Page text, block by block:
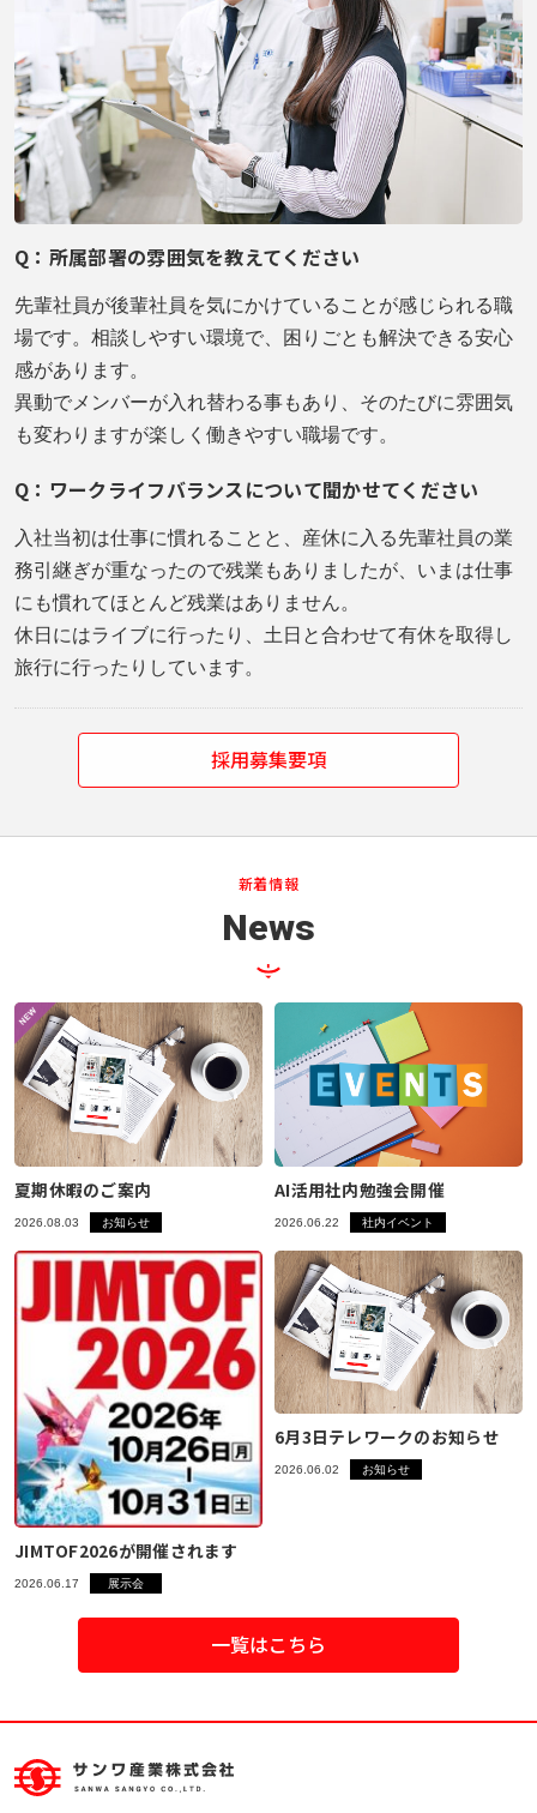
Q：所属部署の雰囲気を教えてください
先輩社員が後輩社員を気にかけていることが感じられる職
場です。相談しやすい環境で、困りごとも解決できる安心
感があります。
異動でメンバーが入れ替わる事もあり、そのたびに雰囲気
も変わりますが楽しく働きやすい職場です。
Q：ワークライフバランスについて聞かせてください
入社当初は仕事に慣れることと、産休に入る先輩社員の業
務引継ぎが重なったので残業もありましたが、いまは仕事
にも慣れてほとんど残業はありません。
休日にはライブに行ったり、土日と合わせて有休を取得し
旅行に行ったりしています。
採用募集要項
新着情報
News
夏期休暇のご案内
2026.08.03 お知らせ
AI活用社内勉強会開催
2026.06.22 社内イベント
JIMTOF2026が開催されます
2026.06.17 展示会
6月3日テレワークのお知らせ
2026.06.02 お知らせ
一覧はこちら